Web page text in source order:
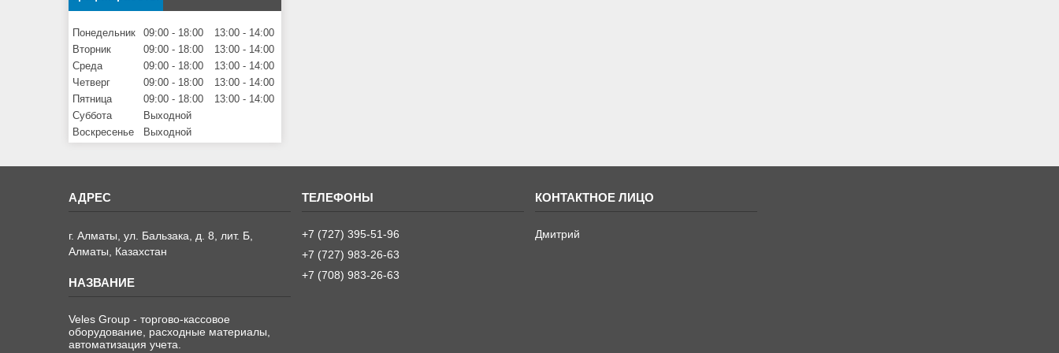
Понедельник 09:00 18:00 13:00
14:00
Вторник
09:00 18:00 13:00
14:00
Среда
09:00 18:00 13:00
14:00
Четверг
09:00 18:00 13:00
14:00
Пятница
09:00 18:00 13:00
14:00
Суббота
Выходной
Воскресенье
Выходной
г. Алматы, ул. Бальзака, д. 8, лит. Б,
Алматы, Казахстан
Veles Group - торгово-кассовое
оборудование, расходные материалы,
автоматизация учета.
+7 (727) 395-51-96
+7 (727) 983-26-63
+7 (708) 983-26-63
Дмитрий